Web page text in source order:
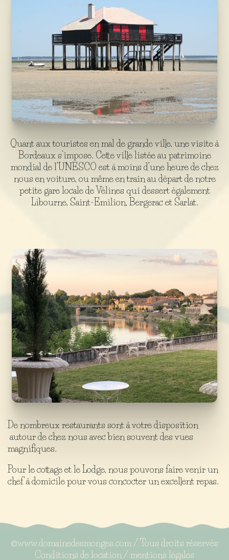
Quant aux touristes en mal de grande ville, une visite à
Bordeaux s'impose. Cette ville listée au patrimoine
mondial de l’UNESCO est à moins d’une heure de chez
nous en voiture, ou même en train au départ de notre
petite gare locale de Vélines qui dessert également
Libourne, Saint-Emilion, Bergerac et Sarlat.
De nombreux restaurants sont à votre disposition
autour de chez nous avec bien souvent des vues
magnifiques.
Pour le cottage et le Lodge, nous pouvons faire venir un
chef à domicile pour vous concocter un excellent repas.
©www.domainedesmonges.com / Tous droits réservés
Conditions de location / mentions légales